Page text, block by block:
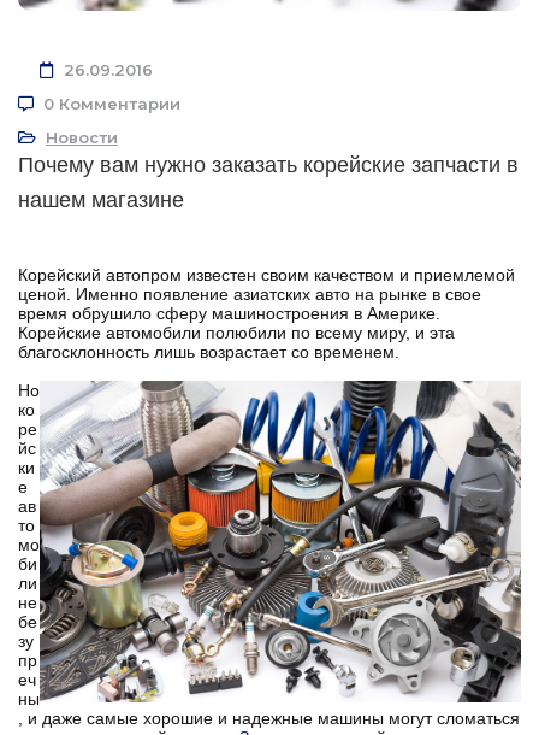
26.09.2016
0 Комментарии
Новости
Почему вам нужно заказать корейские запчасти в
нашем магазине
Корейский автопром известен своим качеством и приемлемой
ценой. Именно появление азиатских авто на рынке в свое
время обрушило сферу машиностроения в Америке.
Корейские автомобили полюбили по всему миру, и эта
благосклонность лишь возрастает со временем.
Но
ко
ре
йс
ки
е
ав
то
мо
би
ли
не
бе
зу
пр
еч
ны
, и даже самые хорошие и надежные машины могут сломаться